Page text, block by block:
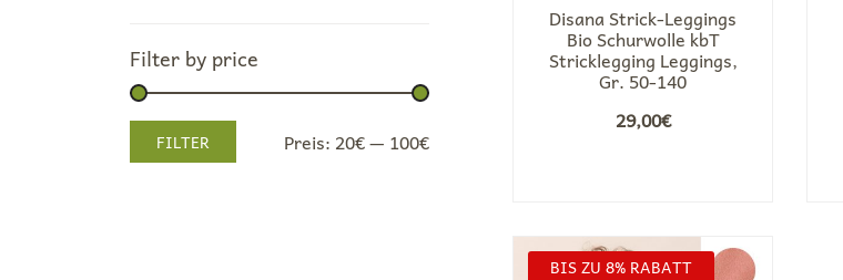
Disana Strick-Leggings
Bio Schurwolle kbT
Stricklegging Leggings,
Gr. 50-140
29,00€
BIS ZU 8% RABATT
Filter by price
Min.
Max.FILTER Preis: 20€— 100€